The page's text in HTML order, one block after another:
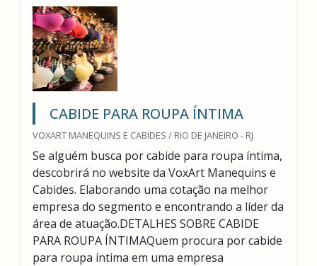
CABIDE PARA ROUPA ÍNTIMA
VOXART MANEQUINS E CABIDES / RIO DE JANEIRO - RJ
Se alguém busca por cabide para roupa íntima,
descobrirá no website da VoxArt Manequins e
Cabides. Elaborando uma cotação na melhor
empresa do segmento e encontrando a líder da
área de atuação.DETALHES SOBRE CABIDE
PARA ROUPA ÍNTIMAQuem procura por cabide
para roupa íntima em uma empresa